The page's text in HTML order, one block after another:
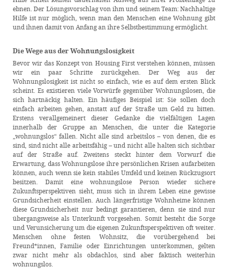
ebnen. Der Lösungsvorschlag von ihm und seinem Team: Nachhaltige
Hilfe ist nur möglich, wenn man den Menschen eine Wohnung gibt
und ihnen damit von Anfang an ihre Selbstbestimmung ermöglicht.
Die Wege aus der Wohnungslosigkeit
Bevor wir das Konzept von Housing First verstehen können, müssen
wir ein paar Schritte zurückgehen. Der Weg aus der
Wohnungslosigkeit ist nicht so einfach, wie es auf dem ersten Blick
scheint. Es existieren viele Vorwürfe gegenüber Wohnungslosen, die
sich hartnäckig halten. Ein häufiges Beispiel ist: Sie sollen doch
einfach arbeiten gehen, anstatt auf der Straße um Geld zu bitten.
Erstens verallgemeinert dieser Gedanke die vielfältigen Lagen
innerhalb der Gruppe an Menschen, die unter die Kategorie
„wohnungslos“ fallen. Nicht alle sind arbeitslos – von denen, die es
sind, sind nicht alle arbeitsfähig – und nicht alle halten sich sichtbar
auf der Straße auf. Zweitens steckt hinter dem Vorwurf die
Erwartung, dass Wohnungslose ihre persönlichen Krisen aufarbeiten
können, auch wenn sie kein stabiles Umfeld und keinen Rückzugsort
besitzen. Damit eine wohnungslose Person wieder sichere
Zukunftsperspektiven sieht, muss sich in ihrem Leben eine gewisse
Grundsicherheit einstellen. Auch längerfristige Wohnheime können
diese Grundsicherheit nur bedingt garantieren, denn sie sind nur
übergangsweise als Unterkunft vorgesehen. Somit besteht die Sorge
und Verunsicherung um die eigenen Zukunftsperspektiven oft weiter.
Menschen ohne festen Wohnsitz, die vorübergehend bei
Freund*innen, Familie oder Einrichtungen unterkommen, gelten
zwar nicht mehr als obdachlos, sind aber faktisch weiterhin
wohnungslos.